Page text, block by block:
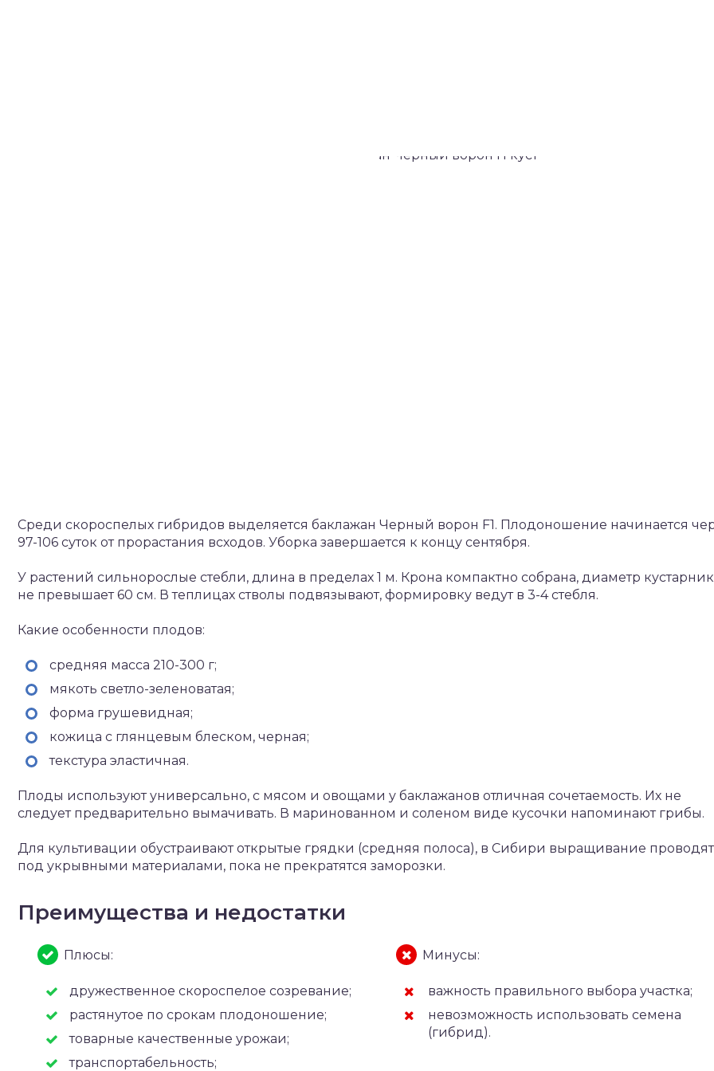
Среди скороспелых гибридов выделяется баклажан Черный ворон F1. Плодоношение начинается
97-106 суток от прорастания всходов. Уборка завершается к концу сентября.
У растений сильнорослые стебли, длина в пределах 1 м. Крона компактно собрана, диаметр
не превышает 60 см. В теплицах стволы подвязывают, формировку ведут в 3-4 стебля.
Какие особенности плодов:
средняя масса 210-300 г;
мякоть светло-зеленоватая;
форма грушевидная;
кожица с глянцевым блеском, черная;
текстура эластичная.
Плоды используют универсально, с мясом и овощами у баклажанов отличная сочетаемость. Их не
следует предварительно вымачивать. В маринованном и соленом виде кусочки напоминают грибы.
Для культивации обустраивают открытые грядки (средняя полоса), в Сибири выращивание проводят
под укрывными материалами, пока не прекратятся заморозки.
Преимущества и недостатки
Плюсы:
дружественное скороспелое созревание;
растянутое по срокам плодоношение;
товарные качественные урожаи;
транспортабельность;
Минусы:
важность правильного выбора участка;
невозможность использовать семена
(гибрид).